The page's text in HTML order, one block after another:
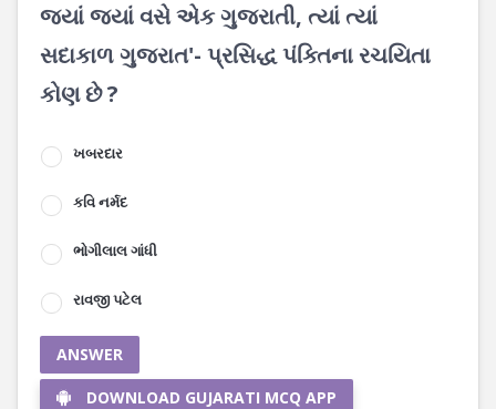
જ્યાં જ્યાં વસે એક ગુજરાતી, ત્યાં ત્યાં
સદાકાળ ગુજરાત'- પ્રસિદ્ધ પંક્તિના રચયિતા
કોણ છે ?
ખબરદાર
કવિ નર્મદ
ભોગીલાલ ગાંધી
રાવજી પટેલ
ANSWER
DOWNLOAD GUJARATI MCQ APP